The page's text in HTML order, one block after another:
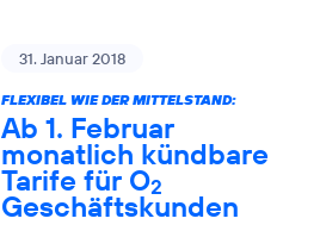
31. Januar 2018
FLEXIBEL WIE DER MITTELSTAND:
Ab 1. Februar
monatlich kündbare
Tarife für O2
Geschäftskunden